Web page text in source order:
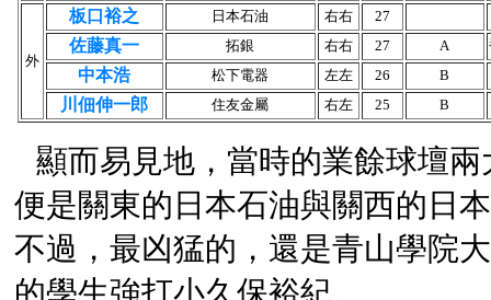
外
板口裕之 日本石油 右右 27
佐藤真一 拓銀 右右 27 A
中本浩 松下電器 左左 26 B
川佃伸一郎 住友金屬 右左 25 B
顯而易見地，當時的業餘球壇兩
便是關東的日本石油與關西的日
不過，最凶猛的，還是青山學院
的學生強打小久保裕紀。